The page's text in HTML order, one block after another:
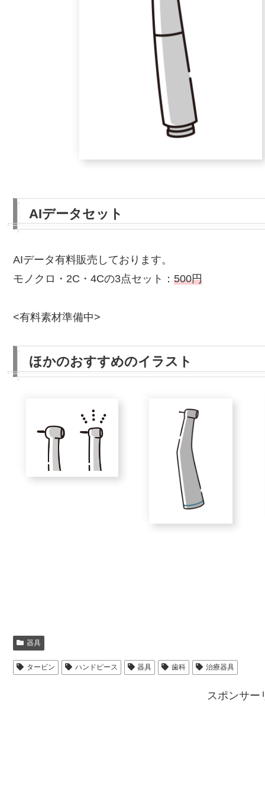
AIデータセット
AIデータ有料販売しております。
モノクロ・2C・4Cの3点セット： 500円
<有料素材準備中>
ほかのおすすめのイラスト
器具
タービン ハンドピース 器具 歯科 治療器具
スポンサー